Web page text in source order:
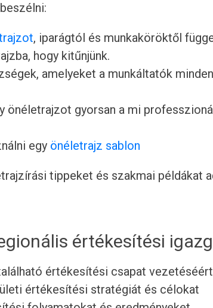
, iparágtól és munkaköröktől
hogy kitűnjünk.
amelyeket a munkáltatók
önéletrajzot gyorsan a mi
egy önéletrajz sablon
tippeket és szakmai példákat
értékesítési
értékesítési csapat
értékesítési stratégiát és célokat